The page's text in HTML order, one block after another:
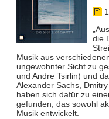
die
Musik aus
ungewohnter Sicht zu
und Andre Tsirlin) und
Alexander Sachs,
haben sich dafür zu
gefunden, das sowohl
Musik entwickelt.